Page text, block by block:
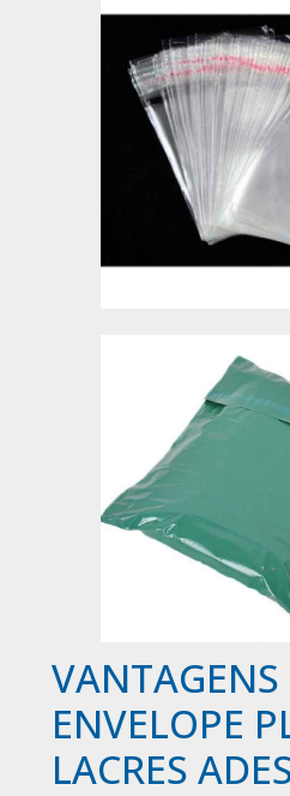
VANTAGENS
ENVELOPE
LACRES